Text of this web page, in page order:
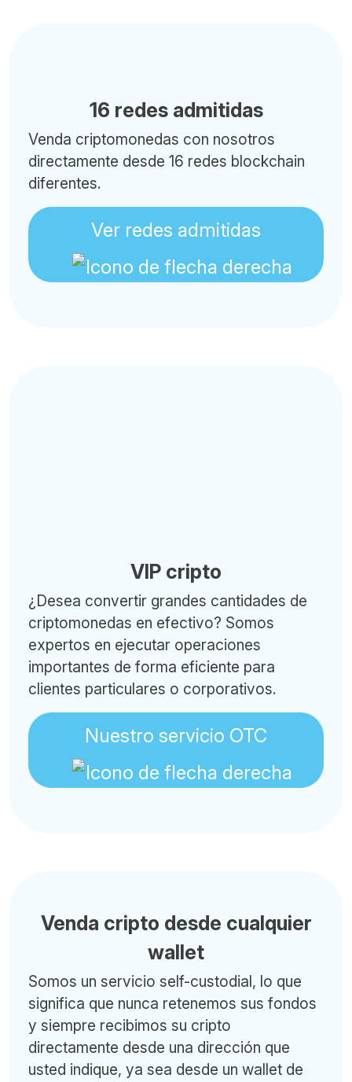
16 redes admitidas
Venda criptomonedas con nosotros
directamente desde 16 redes blockchain
diferentes.
Ver redes admitidas
VIP cripto
¿Desea convertir grandes cantidades de
criptomonedas en efectivo? Somos
expertos en ejecutar operaciones
importantes de forma eficiente para
clientes particulares o corporativos.
Nuestro servicio OTC
Venda cripto desde cualquier
wallet
Somos un servicio self-custodial, lo que
significa que nunca retenemos sus fondos
y siempre recibimos su cripto
directamente desde una dirección que
usted indique, ya sea desde un wallet de